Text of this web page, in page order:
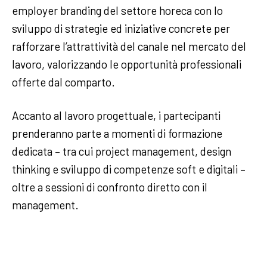
employer branding del settore horeca con lo
sviluppo di strategie ed iniziative concrete per
rafforzare l’attrattività del canale nel mercato del
lavoro, valorizzando le opportunità professionali
offerte dal comparto.
Accanto al lavoro progettuale, i partecipanti
prenderanno parte a momenti di formazione
dedicata – tra cui project management, design
thinking e sviluppo di competenze soft e digitali –
oltre a sessioni di confronto diretto con il
management.